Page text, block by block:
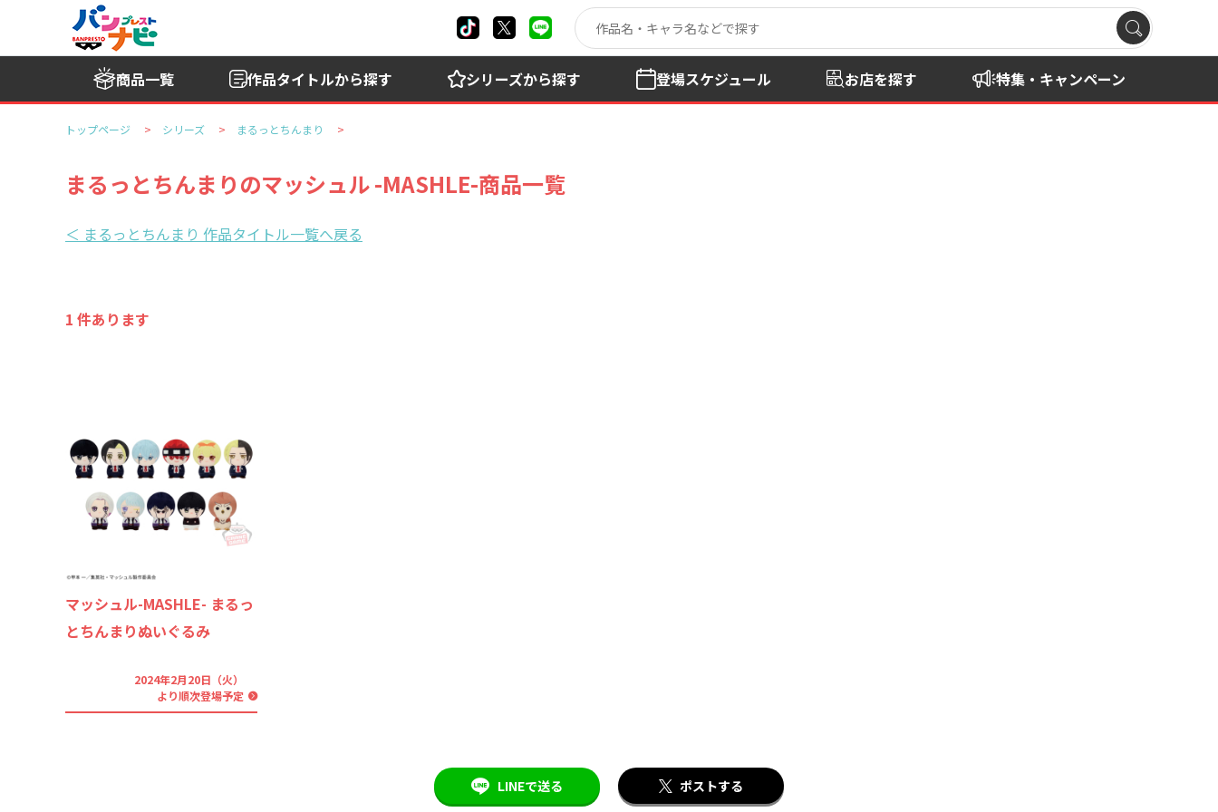
商品一覧 作品タイトルから探す シリーズから探す 登場スケジュール お店を探す 特集・キャンペーン
トップページ シリーズ まるっとちんまり
まるっとちんまりのマッシュル -MASHLE-商品一覧
＜ まるっとちんまり 作品タイトル一覧へ戻る
1 件あります
マッシュル-MASHLE- まるっ
とちんまりぬいぐるみ
2024年2月20日（火）
より順次登場予定
LINEで送る ポストする